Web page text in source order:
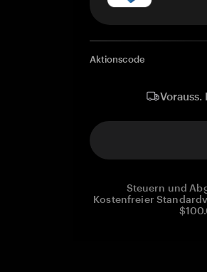
Aktionscode
Steuern und
Kostenfreier